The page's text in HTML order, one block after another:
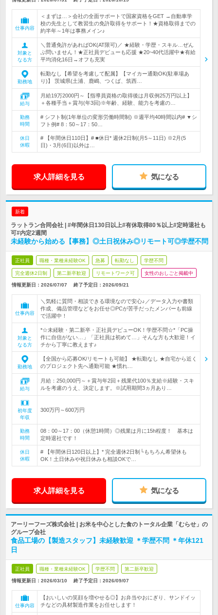
仕事内容
＜まずは…＞会社の全面サポートで国家資格をGET →自動車学
校の先生として教習生の免許取得をサポート！★資格取得までの
約半年～1年は事務メイン♪
対象と
なる方
＼普通免許があればOK(AT限可)／ ★経験・学歴・スキル…ぜん
ぶ問いません！★正社員デビューも応援 ★20~40代活躍中★有給
平均消化16日→オフも充実
勤務地
転勤なし【希望を考慮して配属】【マイカー通勤OK(駐車場あ
り)】 茨城県(土浦、鹿嶋、つくば、筑西…
給与
月給19万2000円～【指導員資格の取得後は月収例25万円以上】
＋各種手当＋賞与(年3回)※年齢、経験、能力を考慮の…
勤務
時間
# シフト制(1年単位の変形労働時間制) ※週平均40時間以内# ▼シ
フト例# 8：50～17：50…
休日
休暇
# 【年間休日110日】# ■休日* 週休2日制(月5～11日) ※2月(5
日)・3月(6日)以外は…
求人詳細を見る 気になる
新着
ラットラン合同会社 | #年間休日130日以上#有休取得80％以上#定時退社も
可#内定2週間
未経験から始める【事務】◎土日祝休み◎リモート可◎学歴不問
正社員 職種・業種未経験OK 急募 転勤なし 学歴不問
完全週休2日制 第二新卒歓迎 リモートワーク可 女性のおしごと掲載中
情報更新日：2026/07/07 終了予定日： 2026/09/21
仕事内容
＼気軽に質問・相談できる環境なので安心♪／データ入力や書類
作成、備品管理などをお任せ◎PCが苦手だったメンバーも前線
で活躍中！
対象と
なる方
*☆未経験・第二新卒・正社員デビューOK！学歴不問☆*「PC操
作に自信がない…」「正社員は初めて…」そんな方も大歓迎！イ
チから丁寧に教えます♪
勤務地
【全国から応募OK/リモートも可能】 ★転勤なし ★自宅から近く
のプロジェクト先へ通勤可能 ★慣れ…
給与
月給：250,000円～＋賞与年2回＋残業代100％支給※経験・スキ
ルを考慮のうえ、決定します。※試用期間3ヵ月あり…
初年度
年収
300万円～600万円
勤務
時間
08：00～17：00（休憩1時間）◎残業は月に15h程度！ 基本は
定時退社です！
休日
休暇
# 【年間休日120日以上】* 完全週休2日制└もちろん希望休も
OK！土日休みや祝日休みも相談OKで…
求人詳細を見る 気になる
アーリーフーズ株式会社 | お米を中心とした食のトータル企業「むらせ」の
グループ会社
食品工場の【製造スタッフ】未経験歓迎 ＊学歴不問 ＊年休121
日
正社員 職種・業種未経験OK 学歴不問 第二新卒歓迎
情報更新日：2026/03/10 終了予定日： 2026/09/07
仕事内容
【おいしいの笑顔を増やせる◎】お弁当やおにぎり、サンドイッ
チなどの具材製造作業をお任せします！